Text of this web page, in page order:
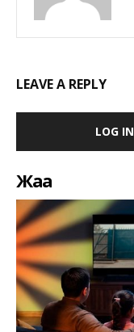
LEAVE A REPLY
LOG
Жаңа